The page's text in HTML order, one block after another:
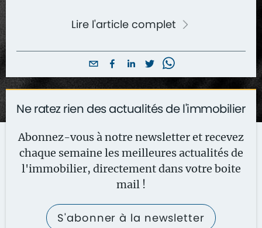
Lire l'article complet
Ne ratez rien des actualités de l'immobilier
Abonnez-vous à notre newsletter et recevez
chaque semaine les meilleures actualités de
l'immobilier, directement dans votre boite
mail !
S'abonner à la newsletter